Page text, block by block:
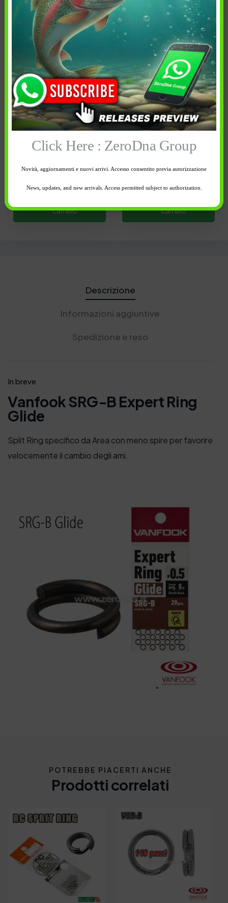
5,90€
In confezione: 20 pz
Size:
#0
4 disponibili
- +
carrello
5,90€
In confezione: 20 pz
Size:
#1
5 disponibili
- +
carrello
Descrizione
Informazioni aggiuntive
Spedizione e reso
In breve
Vanfook SRG-B Expert Ring
Glide
Split Ring specifico da Area con meno spire per favorire
velocemente il cambio degli ami.
POTREBBE PIACERTI ANCHE
Prodotti correlati
Click Here : ZeroDna Group
Novità, aggiornamenti e nuovi arrivi. Accesso consentito previa autorizzazione
News, updates, and new arrivals. Access permitted subject to authorization.